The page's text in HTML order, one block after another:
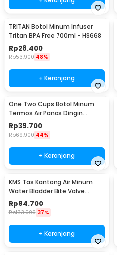
TRITAN Botol Minum Infuser
Tritan BPA Free 700ml - HS668
Rp28.400
Rp53.900 48%
+ Keranjang
One Two Cups Botol Minum
Termos Air Panas Dingin
Stainless Steel 260ml -
AQW575
Rp39.700
Rp69.900 44%
+ Keranjang
KMS Tas Kantong Air Minum
Water Bladder Bite Valve
Hydration Bag 3L - BL018
Rp84.700
Rp133.900 37%
+ Keranjang